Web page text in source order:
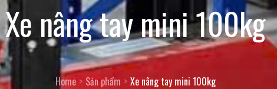
Xe nâng tay mini 100kg
Home Sản phẩm Xe nâng tay mini 100kg